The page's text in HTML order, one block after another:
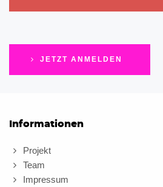
JETZT ANMELDEN
Informationen
Projekt
Team
Impressum